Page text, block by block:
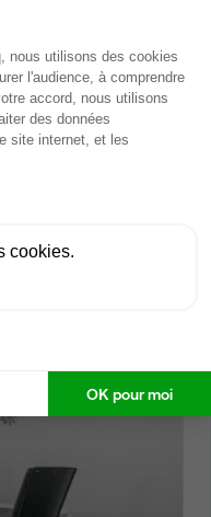
du
nous utilisons des cookies
l'audience, à comprendre
accord, nous utilisons
des données
site internet, et les
cookies.
OK pour moi